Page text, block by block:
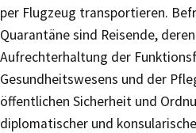
per Flugzeug transportieren.
Quarantäne sind Reisende,
Aufrechterhaltung der
Gesundheitswesens und der
öffentlichen Sicherheit und
diplomatischer und